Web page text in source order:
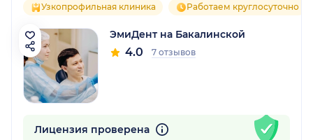
Узкопрофильная клиника Работаем круглосуточно
ЭмиДент на Бакалинской
4.0 7 отзывов
Лицензия проверена